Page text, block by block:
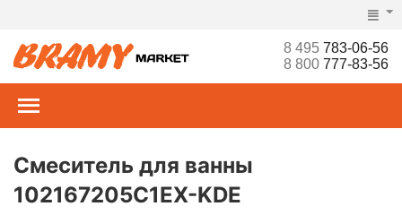
8 495783-06-56
8 800777-83-56
Смеситель для ванны
102167205C1EX-KDE